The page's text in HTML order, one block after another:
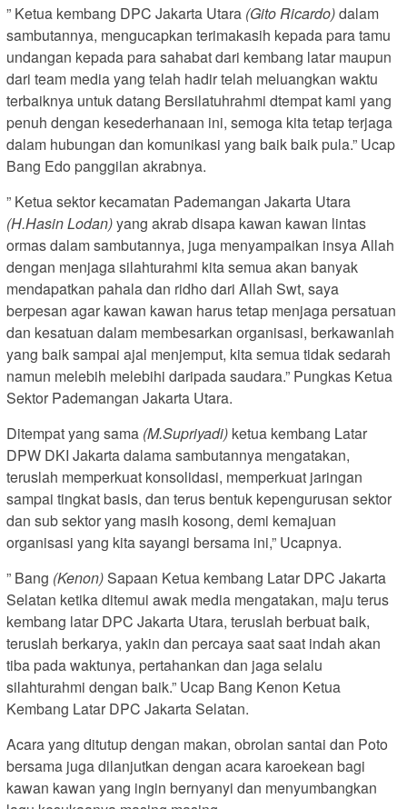
” Ketua kembang DPC Jakarta Utara (Gito Ricardo)dalam
sambutannya, mengucapkan terimakasih kepada para tamu
undangan kepada para sahabat dari kembang latar maupun
dari team media yang telah hadir telah meluangkan waktu
terbaiknya untuk datang Bersilatuhrahmi dtempat kami yang
penuh dengan kesederhanaan ini, semoga kita tetap terjaga
dalam hubungan dan komunikasi yang baik baik pula.” Ucap
Bang Edo panggilan akrabnya.
” Ketua sektor kecamatan Pademangan Jakarta Utara
(H.Hasin Lodan)yang akrab disapa kawan kawan lintas
ormas dalam sambutannya, juga menyampaikan insya Allah
dengan menjaga silahturahmi kita semua akan banyak
mendapatkan pahala dan ridho dari Allah Swt, saya
berpesan agar kawan kawan harus tetap menjaga persatuan
dan kesatuan dalam membesarkan organisasi, berkawanlah
yang baik sampai ajal menjemput, kita semua tidak sedarah
namun melebih melebihi daripada saudara.” Pungkas Ketua
Sektor Pademangan Jakarta Utara.
Ditempat yang sama (M.Supriyadi) ketua kembang Latar
DPW DKI Jakarta dalama sambutannya mengatakan,
teruslah memperkuat konsolidasi, memperkuat jaringan
sampai tingkat basis, dan terus bentuk kepengurusan sektor
dan sub sektor yang masih kosong, demi kemajuan
organisasi yang kita sayangi bersama ini,” Ucapnya.
” Bang (Kenon)Sapaan Ketua kembang Latar DPC Jakarta
Selatan ketika ditemui awak media mengatakan, maju terus
kembang latar DPC Jakarta Utara, teruslah berbuat baik,
teruslah berkarya, yakin dan percaya saat saat indah akan
tiba pada waktunya, pertahankan dan jaga selalu
silahturahmi dengan baik.” Ucap Bang Kenon Ketua
Kembang Latar DPC Jakarta Selatan.
Acara yang ditutup dengan makan, obrolan santai dan Poto
bersama juga dilanjutkan dengan acara karoekean bagi
kawan kawan yang ingin bernyanyi dan menyumbangkan